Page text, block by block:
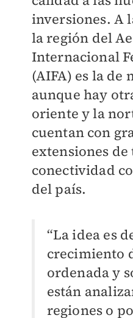
inversiones. A
la región del
Internacional
(AIFA) es la de
aunque hay
oriente y la
cuentan con
extensiones
conectividad
del país.
“La idea es
crecimiento
ordenada y
están
regiones o